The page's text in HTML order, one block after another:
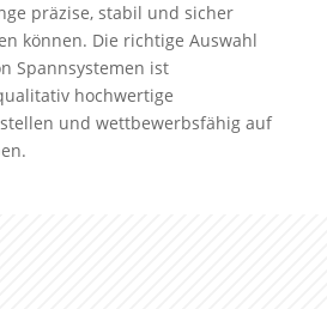
präzise, stabil und sicher
können. Die richtige Auswahl
Spannsystemen ist
hochwertige
und wettbewerbsfähig auf